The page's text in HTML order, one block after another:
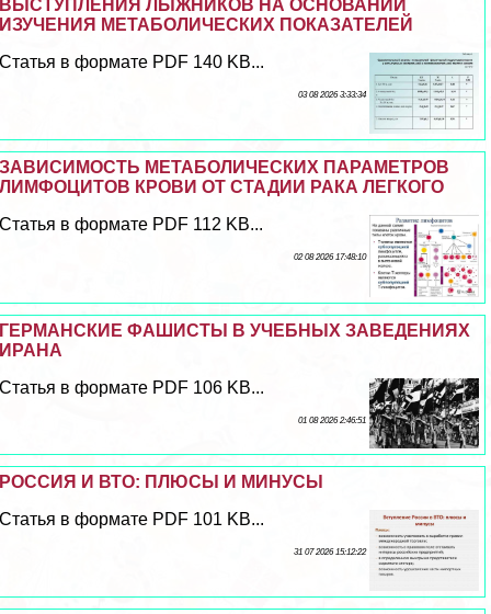
ВЫСТУПЛЕНИЯ ЛЫЖНИКОВ НА ОСНОВАНИИ
ИЗУЧЕНИЯ МЕТАБОЛИЧЕСКИХ ПОКАЗАТЕЛЕЙ
Статья в формате PDF 140 KB...
03 08 2026 3:33:34
ЗАВИСИМОСТЬ МЕТАБОЛИЧЕСКИХ ПАРАМЕТРОВ
ЛИМФОЦИТОВ КРОВИ ОТ СТАДИИ РАКА ЛЕГКОГО
Статья в формате PDF 112 KB...
02 08 2026 17:48:10
ГЕРМАНСКИЕ ФАШИСТЫ В УЧЕБНЫХ ЗАВЕДЕНИЯХ
ИРАНА
Статья в формате PDF 106 KB...
01 08 2026 2:46:51
РОССИЯ И ВТО: ПЛЮСЫ И МИНУСЫ
Статья в формате PDF 101 KB...
31 07 2026 15:12:22